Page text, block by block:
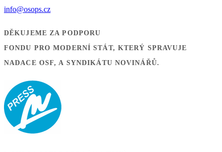
info@osops.cz
DĚKUJEME ZA PODPORU
FONDU PRO MODERNÍ STÁT, KTERÝ SPRAVUJE
NADACE OSF, A SYNDIKÁTU NOVINÁŘŮ.